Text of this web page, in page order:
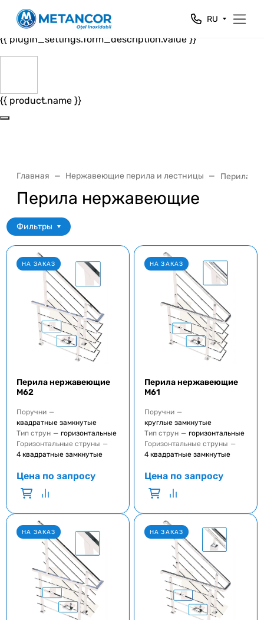
Close
{{ plugin_settings.form_header.value }}
{{ plugin_settings.form_description.value }}
{{ product.name }}
RU
Главная Нержавеющие перила и лестницы Перила
Перила нержавеющие
Фильтры
НА ЗАКАЗ
Перила нержавеющие
M62
Поручни —
квадратные замкнутые
Тип струн — горизонтальные
Горизонтальные струны —
4 квадратные замкнутые
Цена по запросу
НА ЗАКАЗ
Перила нержавеющие
M61
Поручни —
круглые замкнутые
Тип струн — горизонтальные
Горизонтальные струны —
4 квадратные замкнутые
Цена по запросу
НА ЗАКАЗ НА ЗАКАЗ